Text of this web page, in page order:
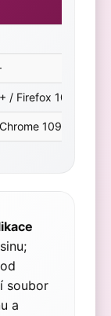
/ Firefox 102+ /
109+
soubor
a